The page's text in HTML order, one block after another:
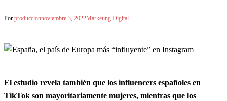
Por produccionnoviembre 3, 2022Marketing Digital
El estudio revela también que los influencers españoles en
TikTok son mayoritariamente mujeres, mientras que los